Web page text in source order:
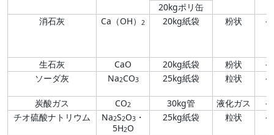
20kgポリ缶
消石灰
Ca（OH） 2 20kg紙袋 粉状 −
生石灰 CaO 20kg紙袋 粉状
−
ソーダ灰
Na2CO3 25kg紙袋 粒状 −
炭酸ガス CO2 30kg管 液化ガス
−
チオ硫酸ナトリウム
Na2S2O3 ・
5H2O
25kg紙袋 粒状 −